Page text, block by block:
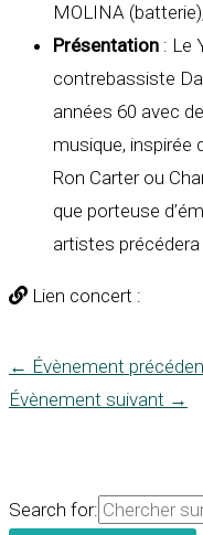
MOLINA
Présentation : Le
contrebassiste
années 60 avec
musique, inspirée
Ron Carter ou
que porteuse
artistes
Lien concert :
← Évènement
Évènement suivant →
Search for: